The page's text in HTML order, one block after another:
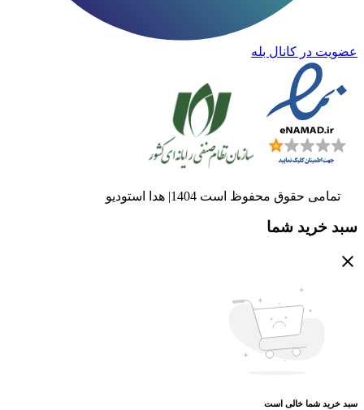
عضویت در کانال بله
تمامی حقوق محفوظ است 1404| هدا استودیو
سبد خرید شما
سبد خرید شما خالی است